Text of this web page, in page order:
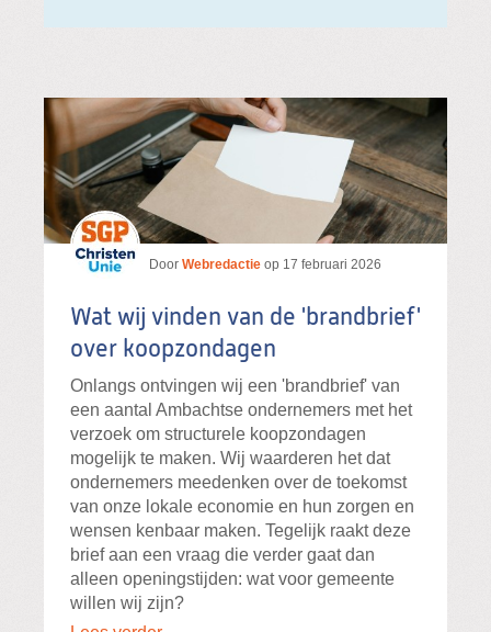
Door Webredactie op 17 februari 2026
Wat wij vinden van de 'brandbrief'
over koopzondagen
Onlangs ontvingen wij een 'brandbrief' van
een aantal Ambachtse ondernemers met het
verzoek om structurele koopzondagen
mogelijk te maken. Wij waarderen het dat
ondernemers meedenken over de toekomst
van onze lokale economie en hun zorgen en
wensen kenbaar maken. Tegelijk raakt deze
brief aan een vraag die verder gaat dan
alleen openingstijden: wat voor gemeente
willen wij zijn?